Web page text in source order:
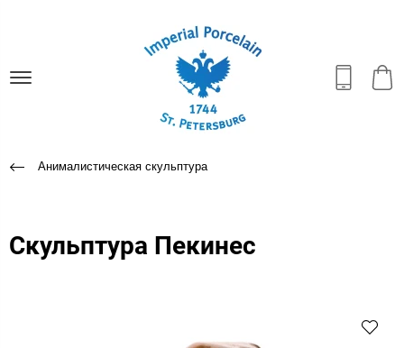
Анималистическая скульптура
Скульптура Пекинес